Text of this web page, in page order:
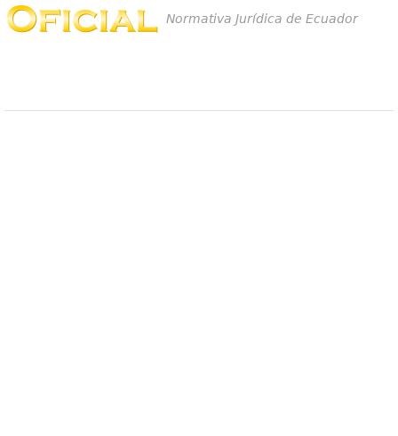
Normativa Jurídica de Ecuador